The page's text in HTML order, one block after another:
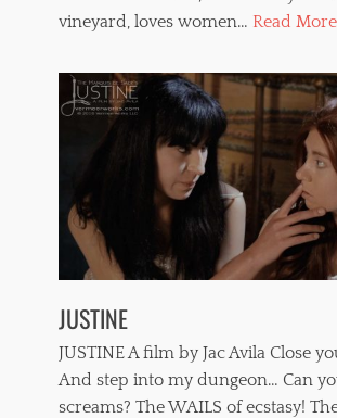
vineyard, loves women… Read More
JUSTINE
JUSTINE A film by Jac Avila Close
And step into my dungeon… Can
screams? The WAILS of ecstasy!